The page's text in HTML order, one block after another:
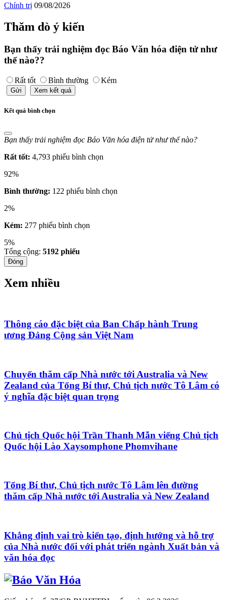
Chính trị 09/08/2026
Thăm dò ý kiến
Bạn thấy trải nghiệm đọc Báo Văn hóa điện tử như
thế nào??
Rất tốt Bình thường Kém
Gửi Xem kết quả
Kết quả bình chọn
Bạn thấy trải nghiệm đọc Báo Văn hóa điện tử như thế nào?
Rất tốt: 4,793 phiếu bình chọn
92%
Bình thường: 122 phiếu bình chọn
2%
Kém: 277 phiếu bình chọn
5%
Tổng cộng: 5192 phiếu
Đóng
Xem nhiều
Thông cáo đặc biệt của Ban Chấp hành Trung
ương Đảng Cộng sản Việt Nam
Chuyến thăm cấp Nhà nước tới Australia và New
Zealand của Tổng Bí thư, Chủ tịch nước Tô Lâm có
ý nghĩa đặc biệt quan trọng
Chủ tịch Quốc hội Trần Thanh Mẫn viếng Chủ tịch
Quốc hội Lào Xaysomphone Phomvihane
Tổng Bí thư, Chủ tịch nước Tô Lâm lên đường
thăm cấp Nhà nước tới Australia và New Zealand
Khẳng định vai trò kiến tạo, định hướng và hỗ trợ
của Nhà nước đối với phát triển ngành Xuất bản và
văn hóa đọc